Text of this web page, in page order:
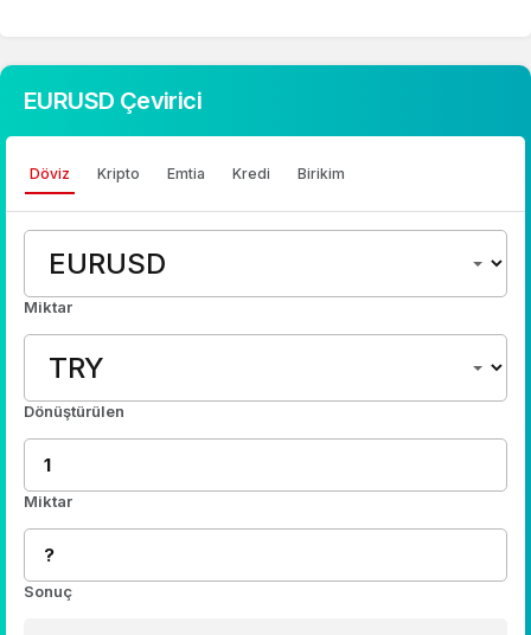
EURUSD Çevirici
Döviz Kripto Emtia Kredi Birikim
Miktar
Dönüştürülen
Miktar
Sonuç